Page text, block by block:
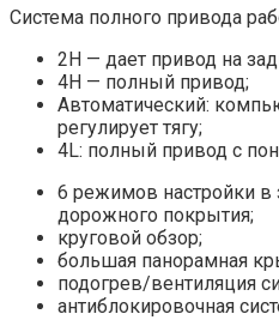
Система полного привода
2Н — дает привод на
4Н — полный привод;
Автоматический:
регулирует тягу;
4L: полный привод с
6 режимов настройки в
дорожного покрытия;
круговой обзор;
большая панорамная
подогрев/вентиляция
антиблокировочная